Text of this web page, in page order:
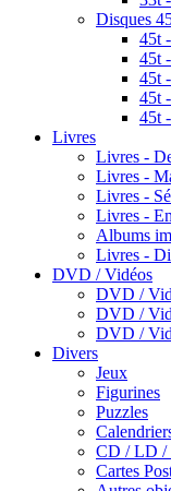
Disques
45t
45t
45t
45t
45t
Livres
Livres -
Livres -
Livres -
Livres -
Albums
Livres -
DVD / Vidéos
DVD /
DVD /
DVD /
Divers
Jeux
Figurines
Puzzles
CD / LD /
Cartes